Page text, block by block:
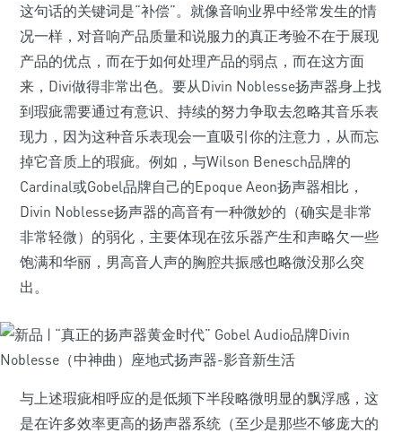
这句话的关键词是“补偿”。就像音响业界中经常发生的情
况一样，对音响产品质量和说服力的真正考验不在于展现
产品的优点，而在于如何处理产品的弱点，而在这方面
来，Divi做得非常出色。要从Divin Noblesse扬声器身上找
到瑕疵需要通过有意识、持续的努力争取去忽略其音乐表
现力，因为这种音乐表现会一直吸引你的注意力，从而忘
掉它音质上的瑕疵。例如，与Wilson Benesch品牌的
Cardinal或Gobel品牌自己的Epoque Aeon扬声器相比，
Divin Noblesse扬声器的高音有一种微妙的（确实是非常
非常轻微）的弱化，主要体现在弦乐器产生和声略欠一些
饱满和华丽，男高音人声的胸腔共振感也略微没那么突
出。
与上述瑕疵相呼应的是低频下半段略微明显的飘浮感，这
是在许多效率更高的扬声器系统（至少是那些不够庞大的